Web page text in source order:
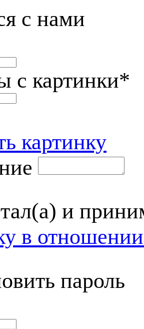
с нами
с картинки*
картинку
и
в
пароль